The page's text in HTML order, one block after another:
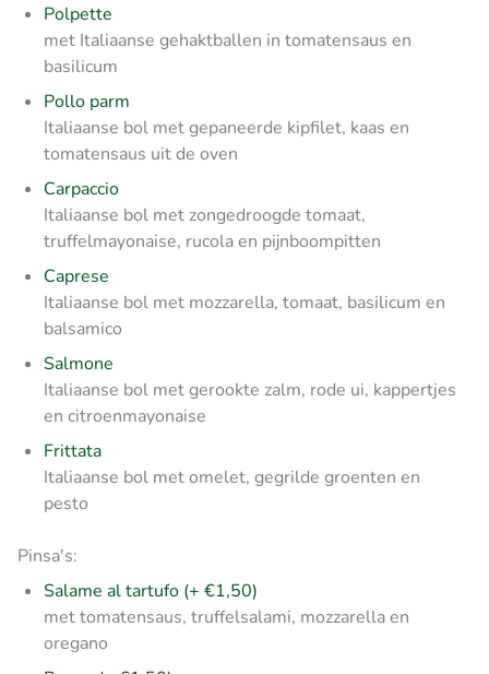
Polpette
met Italiaanse gehaktballen in tomatensaus en
basilicum
Pollo parm
Italiaanse bol met gepaneerde kipfilet, kaas en
tomatensaus uit de oven
Carpaccio
Italiaanse bol met zongedroogde tomaat,
truffelmayonaise, rucola en pijnboompitten
Caprese
Italiaanse bol met mozzarella, tomaat, basilicum en
balsamico
Salmone
Italiaanse bol met gerookte zalm, rode ui, kappertjes
en citroenmayonaise
Frittata
Italiaanse bol met omelet, gegrilde groenten en
pesto
Pinsa's:
Salame al tartufo (+ €1,50)
met tomatensaus, truffelsalami, mozzarella en
oregano